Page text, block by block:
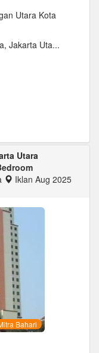
Utara Kota
Jakarta Uta...
Utara
Iklan Aug 2025
Bahari